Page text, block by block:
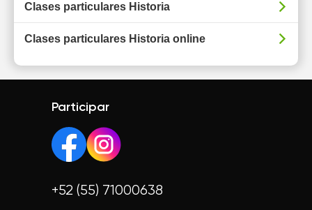
Clases particulares Historia
Clases particulares Historia online
Participar
+52 (55) 71000638